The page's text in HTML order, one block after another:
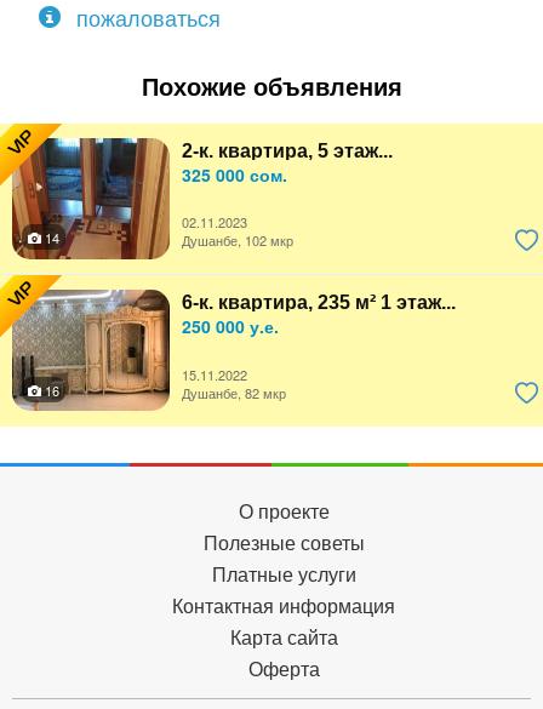
пожаловаться
Похожие объявления
VIP 2-к. квартира, 5 этаж...
325 000 сом.
02.11.2023
14
Душанбе, 102 мкр
VIP 6-к. квартира, 235 м² 1 этаж...
250 000 у.е.
15.11.2022
16
Душанбе, 82 мкр
О проекте
Полезные советы
Платные услуги
Контактная информация
Карта сайта
Оферта